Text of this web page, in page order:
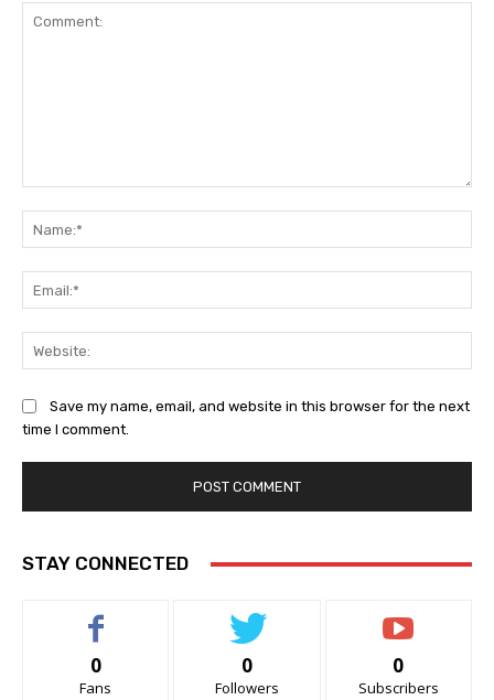
Save my name, email, and website in this browser for the next
time I comment.
STAY CONNECTED
0
Fans
0
Followers
0
Subscribers